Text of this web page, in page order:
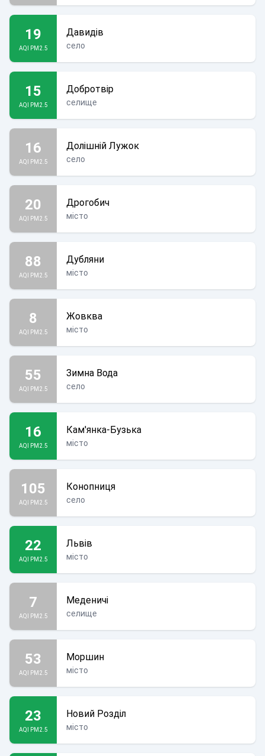
19
AQI PM2.5
Давидів
село
15
AQI PM2.5
Добротвір
селище
16
AQI PM2.5
Долішній Лужок
село
20
AQI PM2.5
Дрогобич
місто
88
AQI PM2.5
Дубляни
місто
8
AQI PM2.5
Жовква
місто
55
AQI PM2.5
Зимна Вода
село
16
AQI PM2.5
Кам'янка-Бузька
місто
105
AQI PM2.5
Конопниця
село
22
AQI PM2.5
Львів
місто
7
AQI PM2.5
Меденичі
селище
53
AQI PM2.5
Моршин
місто
23
AQI PM2.5
Новий Розділ
місто